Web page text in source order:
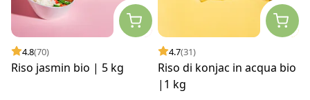
4.8(70)
Riso jasmin bio | 5 kg
4.7(31)
Riso di konjac in acqua bio
|1 kg